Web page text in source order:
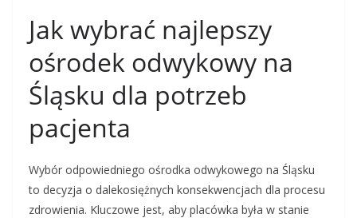
Jak wybrać najlepszy
ośrodek odwykowy na
Śląsku dla potrzeb
pacjenta
Wybór odpowiedniego ośrodka odwykowego na Śląsku
to decyzja o dalekosiężnych konsekwencjach dla procesu
zdrowienia. Kluczowe jest, aby placówka była w stanie